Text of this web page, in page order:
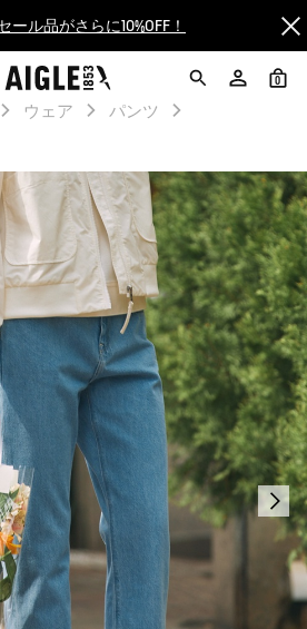
】FINAL SALEがスタート！
登録で送料＆返品無料
ントサービス終了のお知らせ
ール品がさらに10%OFF！
FINAL SALEがスタート！
員登録で送料＆返品無料
ントサービス終了のお知らせ
0
ウェア
パンツ